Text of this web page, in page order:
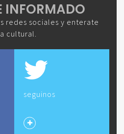
INFORMADO
redes sociales y enterate
cultural.
seguinos